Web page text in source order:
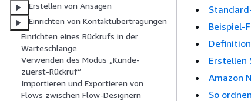
Erstellen von Ansagen
Einrichten von Kontaktübertragungen
Einrichten eines Rückrufs in der
Warteschlange
Verwenden des Modus „Kunde-
zuerst-Rückruf“
Importieren und Exportieren von
Flows zwischen Flow-Designern
Beispiel-
Erstellen
Amazon
So